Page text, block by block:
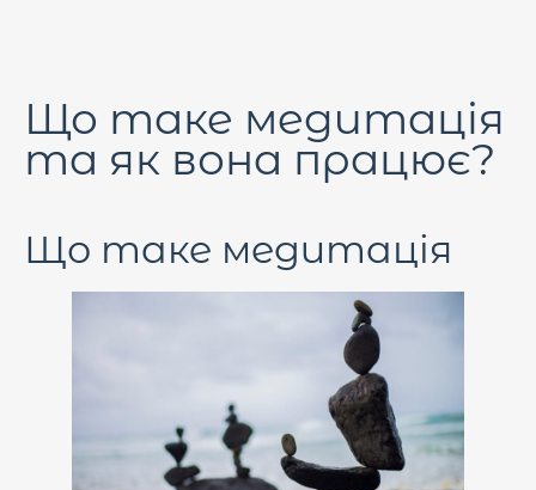
Що таке медитація
та як вона працює?
Що таке медитація